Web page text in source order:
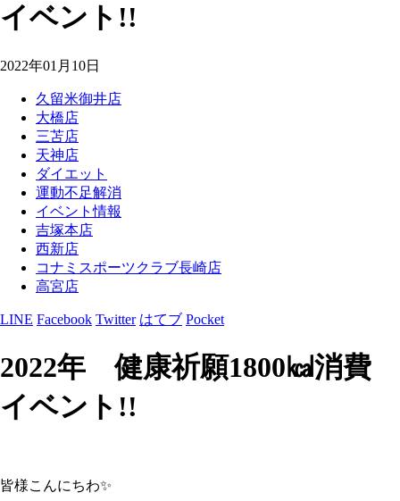
イベント!!
2022年01月10日
久留米御井店
大橋店
三苫店
天神店
ダイエット
運動不足解消
イベント情報
吉塚本店
西新店
コナミスポーツクラブ長崎店
高宮店
LINE Facebook Twitter はてブ Pocket
2022年 健康祈願1800㎉消費
イベント!!
皆様こんにちわ✨